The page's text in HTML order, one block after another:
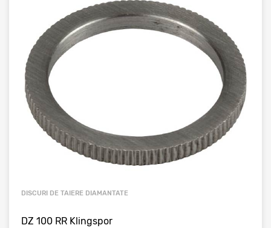
DISCURI DE TAIERE DIAMANTATE
DZ 100 RR Klingspor